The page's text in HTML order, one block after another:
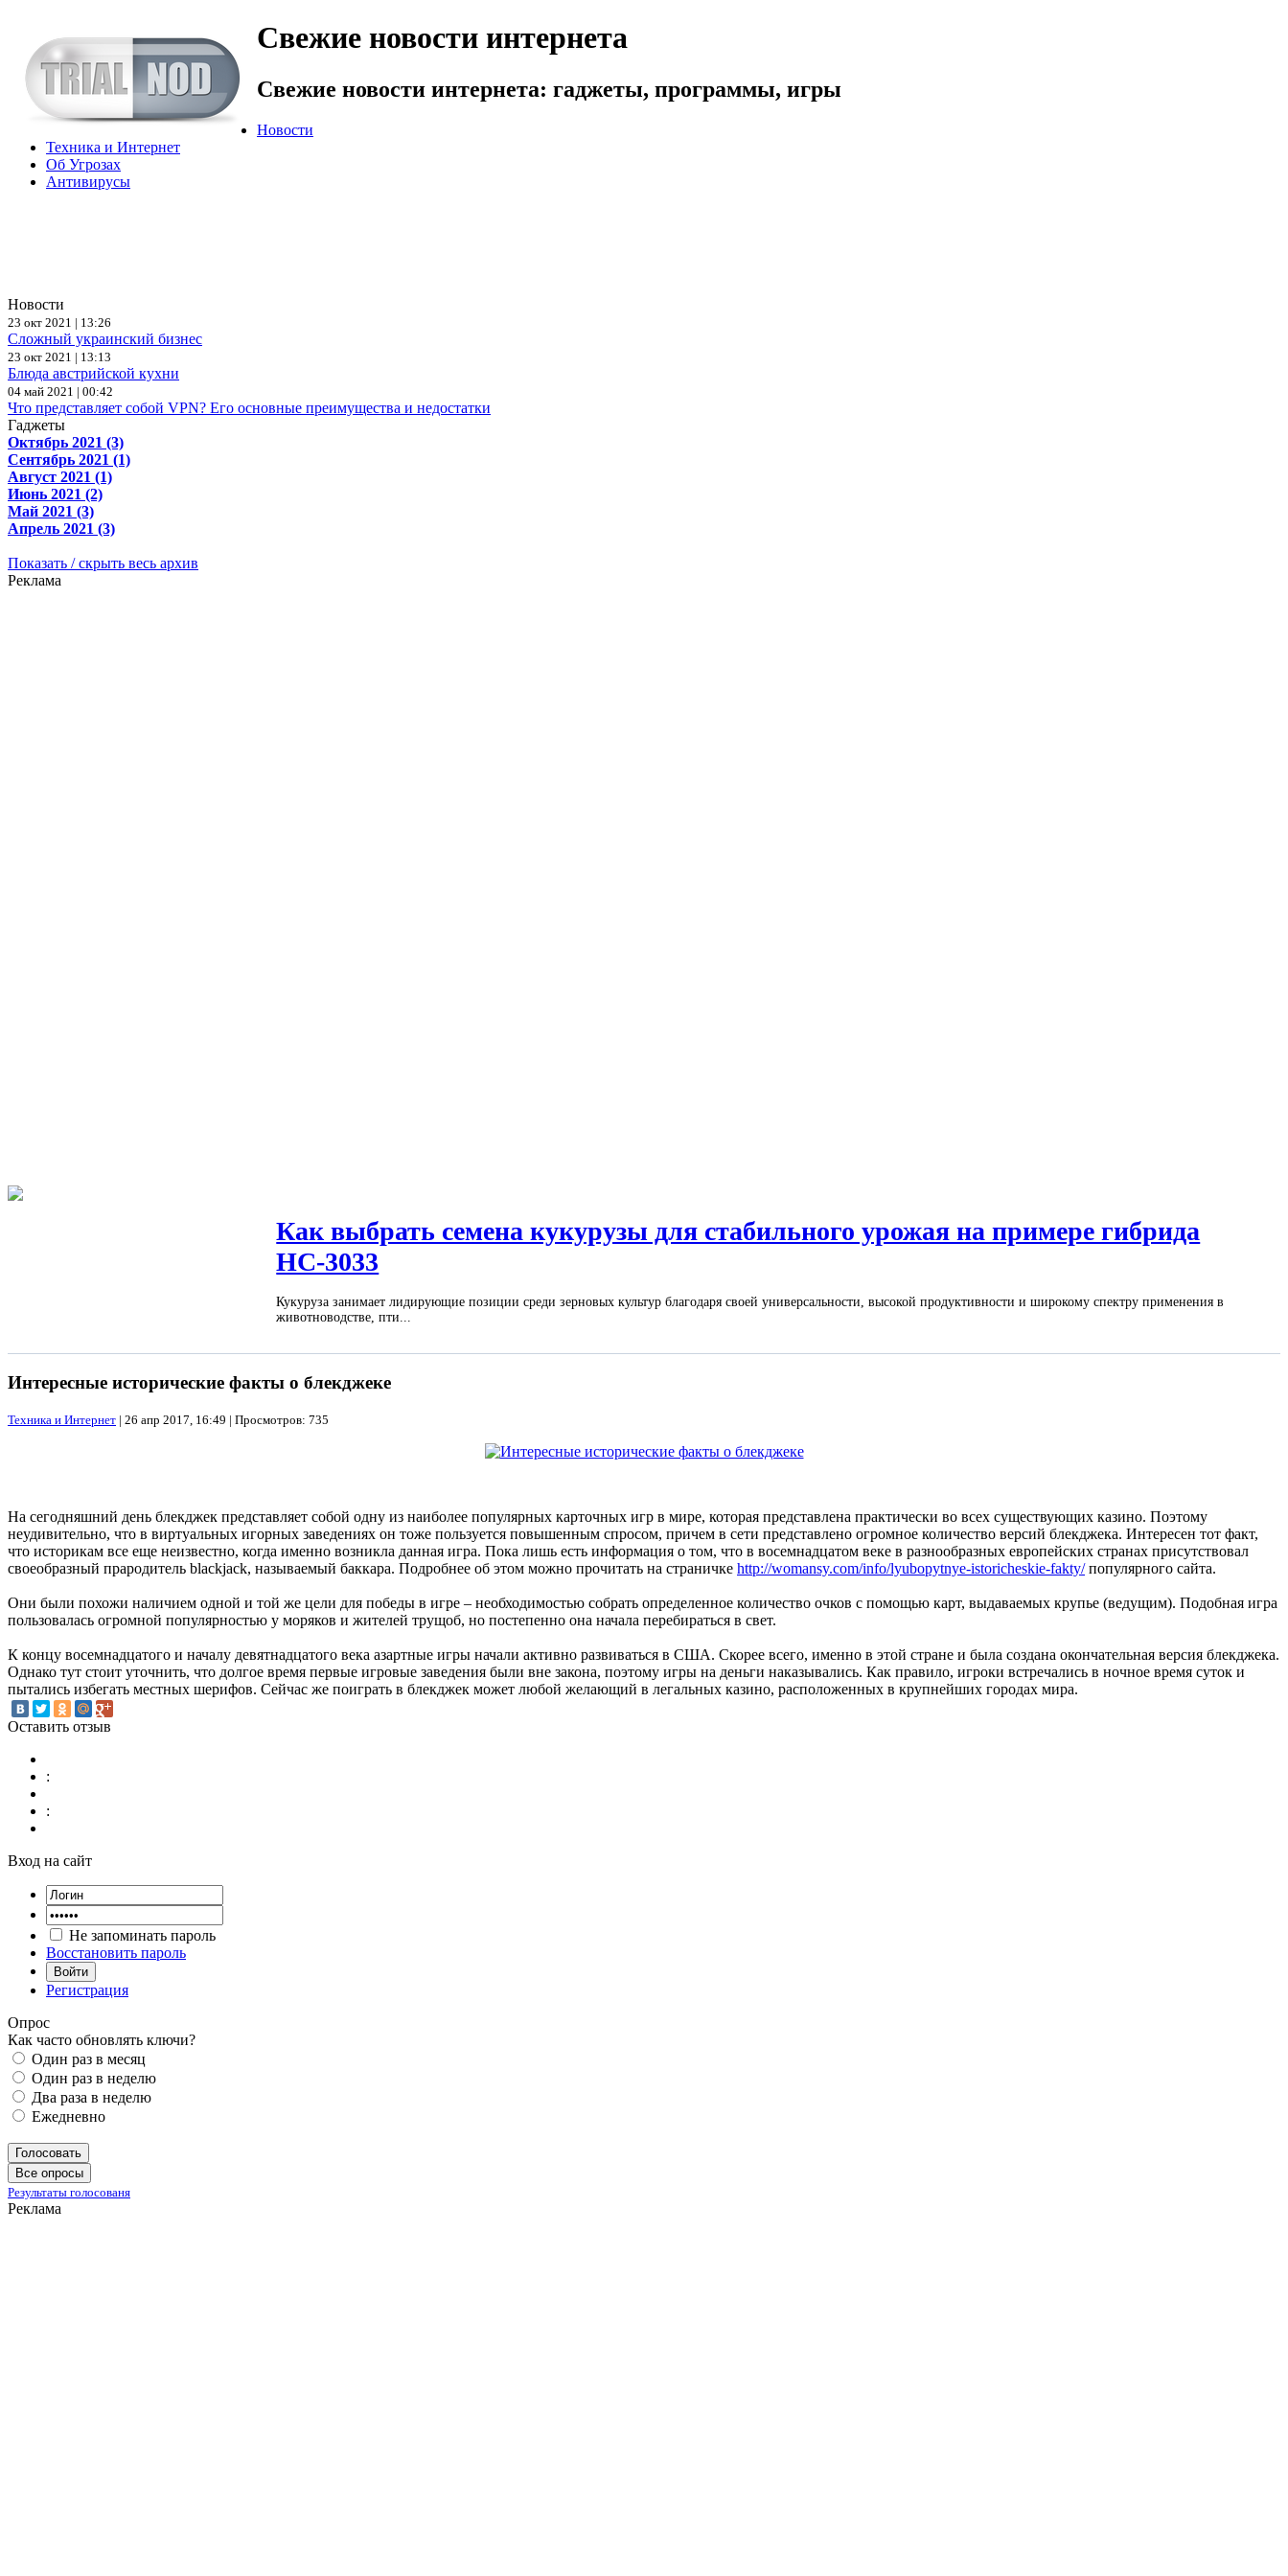
Свежие новости интернета
Свежие новости интернета: гаджеты, программы, игры
Новости
Техника и Интернет
Об Угрозах
Антивирусы
Новости
23 окт 2021 | 13:26
Сложный украинский бизнес
23 окт 2021 | 13:13
Блюда австрийской кухни
04 май 2021 | 00:42
Что представляет собой VPN? Его основные преимущества и недостатки
Гаджеты
Октябрь 2021 (3)
Сентябрь 2021 (1)
Август 2021 (1)
Июнь 2021 (2)
Май 2021 (3)
Апрель 2021 (3)
Показать / скрыть весь архив
Реклама
Как выбрать семена кукурузы для стабильного урожая на примере гибрида
НС-3033
Кукуруза занимает лидирующие позиции среди зерновых культур благодаря своей универсальности, высокой продуктивности и широкому спектру применения в
животноводстве, пти...
Интересные исторические факты о блекджеке
Техника и Интернет | 26 апр 2017, 16:49 | Просмотров: 735
На сегодняшний день блекджек представляет собой одну из наиболее популярных карточных игр в мире, которая представлена практически во всех существующих казино. Поэтому
неудивительно, что в виртуальных игорных заведениях он тоже пользуется повышенным спросом, причем в сети представлено огромное количество версий блекджека. Интересен тот факт,
что историкам все еще неизвестно, когда именно возникла данная игра. Пока лишь есть информация о том, что в восемнадцатом веке в разнообразных европейских странах присутствовал
своеобразный прародитель blackjack, называемый баккара. Подробнее об этом можно прочитать на страничке http://womansy.com/info/lyubopytnye-istoricheskie-fakty/популярного сайта.
Они были похожи наличием одной и той же цели для победы в игре – необходимостью собрать определенное количество очков с помощью карт, выдаваемых крупье (ведущим). Подобная игра
пользовалась огромной популярностью у моряков и жителей трущоб, но постепенно она начала перебираться в свет.
К концу восемнадцатого и началу девятнадцатого века азартные игры начали активно развиваться в США. Скорее всего, именно в этой стране и была создана окончательная версия блекджека.
Однако тут стоит уточнить, что долгое время первые игровые заведения были вне закона, поэтому игры на деньги наказывались. Как правило, игроки встречались в ночное время суток и
пытались избегать местных шерифов. Сейчас же поиграть в блекджек может любой желающий в легальных казино, расположенных в крупнейших городах мира.
Оставить отзыв
:
:
Вход на сайт
Не запоминать пароль
Восстановить пароль
Войти
Регистрация
Опрос
Как часто обновлять ключи?
Один раз в месяц
Один раз в неделю
Два раза в неделю
Ежедневно
Голосовать
Все опросы
Результаты голосованя
Реклама